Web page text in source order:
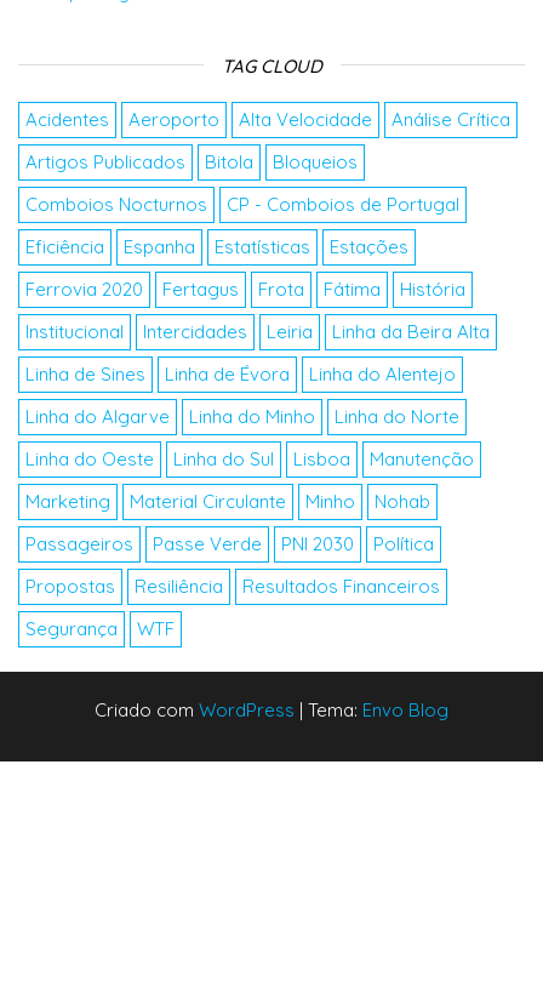
TAG CLOUD
Acidentes Aeroporto Alta Velocidade
Análise Crítica
Artigos Publicados
Bitola
Bloqueios
Comboios Nocturnos
CP - Comboios de Portugal
Eficiência
Espanha Estatísticas
Estações
Ferrovia 2020
Fertagus Frota Fátima
História
Institucional
Intercidades Leiria
Linha da Beira Alta
Linha de Sines
Linha de Évora
Linha do Alentejo
Linha do Algarve
Linha do Minho
Linha do Norte
Linha do Oeste
Linha do Sul Lisboa
Manutenção
Marketing
Material Circulante Minho
Nohab
Passageiros
Passe Verde PNI 2030
Política
Propostas
Resiliência
Resultados Financeiros
Segurança
WTF
Criado com WordPress | Tema: Envo Blog